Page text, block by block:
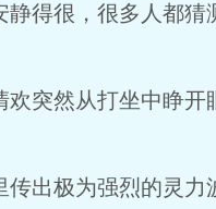
很，很多人都猜
然从打坐中睁开
极为强烈的灵力